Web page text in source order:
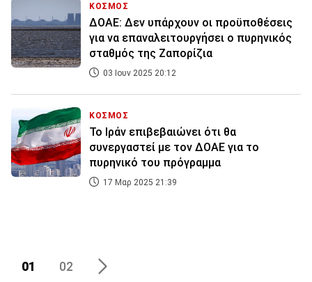
ΚΟΣΜΟΣ
ΔΟΑΕ: Δεν υπάρχουν οι προϋποθέσεις
για να επαναλειτουργήσει ο πυρηνικός
σταθμός της Ζαπορίζια
03 Ιουν 2025 20:12
ΚΟΣΜΟΣ
Το Ιράν επιβεβαιώνει ότι θα
συνεργαστεί με τον ΔΟΑΕ για το
πυρηνικό του πρόγραμμα
17 Μαρ 2025 21:39
01 02